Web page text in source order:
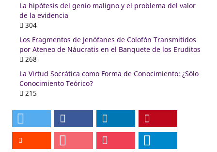
La hipótesis del genio maligno y el problema del valor
de la evidencia
304
Los Fragmentos de Jenófanes de Colofón Transmitidos
por Ateneo de Náucratis en el Banquete de los Eruditos
268
La Virtud Socrática como Forma de Conocimiento: ¿Sólo
Conocimiento Teórico?
215